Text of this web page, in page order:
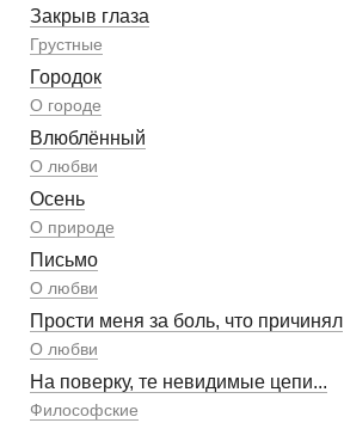
Закрыв глаза
Грустные
Городок
О городе
Влюблённый
О любви
Осень
О природе
Письмо
О любви
Прости меня за боль, что причинял
О любви
На поверку, те невидимые цепи...
Философские